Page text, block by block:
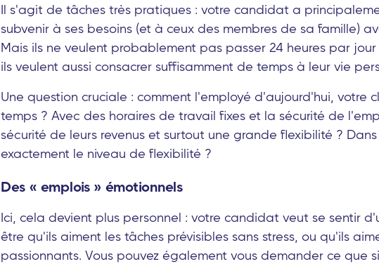
Il s'agit de tâches très pratiques : votre candidat a
subvenir à ses besoins (et à ceux des membres de sa famille)
Mais ils ne veulent probablement pas passer 24 heures par
ils veulent aussi consacrer suffisamment de temps à leur vie
Une question cruciale : comment l'employé d'aujourd'hui, votre
temps ? Avec des horaires de travail fixes et la sécurité de
sécurité de leurs revenus et surtout une grande flexibilité ?
exactement le niveau de flexibilité ?
Des « emplois » émotionnels
Ici, cela devient plus personnel : votre candidat veut se sentir
être qu'ils aiment les tâches prévisibles sans stress, ou qu'ils
passionnants. Vous pouvez également vous demander ce que